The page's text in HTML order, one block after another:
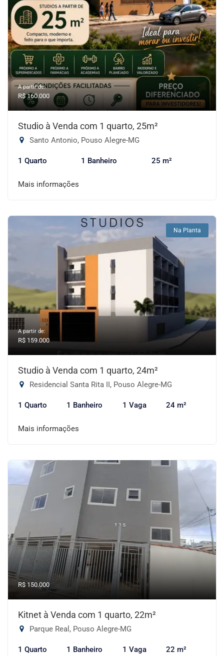
A partir de:
R$ 160.000
Studio à Venda com 1 quarto, 25m²
Santo Antonio, Pouso Alegre-MG
1 Quarto 1 Banheiro 25 m²
Mais informações
Na Planta
A partir de:
R$ 159.000
Studio à Venda com 1 quarto, 24m²
Residencial Santa Rita II, Pouso Alegre-MG
1 Quarto 1 Banheiro 1 Vaga 24 m²
Mais informações
R$ 150.000
Kitnet à Venda com 1 quarto, 22m²
Parque Real, Pouso Alegre-MG
1 Quarto 1 Banheiro 1 Vaga 22 m²